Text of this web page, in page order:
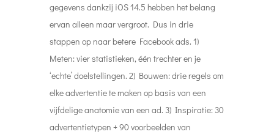
gegevens dankzij iOS 14.5 hebben het belang
ervan alleen maar vergroot. Dus in drie
stappen op naar betere Facebook ads. 1)
Meten: vier statistieken, één trechter en je
‘echte’ doelstellingen. 2) Bouwen: drie regels om
elke advertentie te maken op basis van een
vijfdelige anatomie van een ad. 3) Inspiratie: 30
advertentietypen + 90 voorbeelden van